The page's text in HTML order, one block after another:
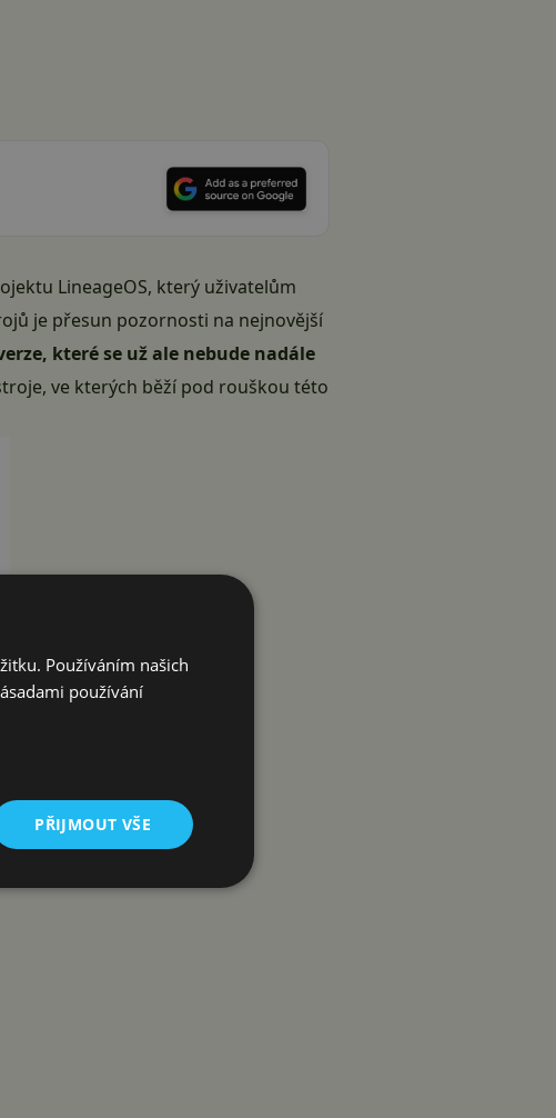
LineageOS, který uživatelům
je přesun pozornosti na nejnovější
které se už ale nebude nadále
ve kterých běží pod rouškou této
Používáním našich
používání
PŘIJMOUT VŠE